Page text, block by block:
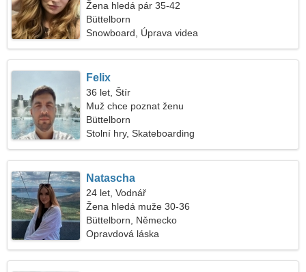
Žena hledá pár 35-42
Büttelborn
Snowboard, Úprava videa
Felix
36 let, Štír
Muž chce poznat ženu
Büttelborn
Stolní hry, Skateboarding
Natascha
24 let, Vodnář
Žena hledá muže 30-36
Büttelborn, Německo
Opravdová láska